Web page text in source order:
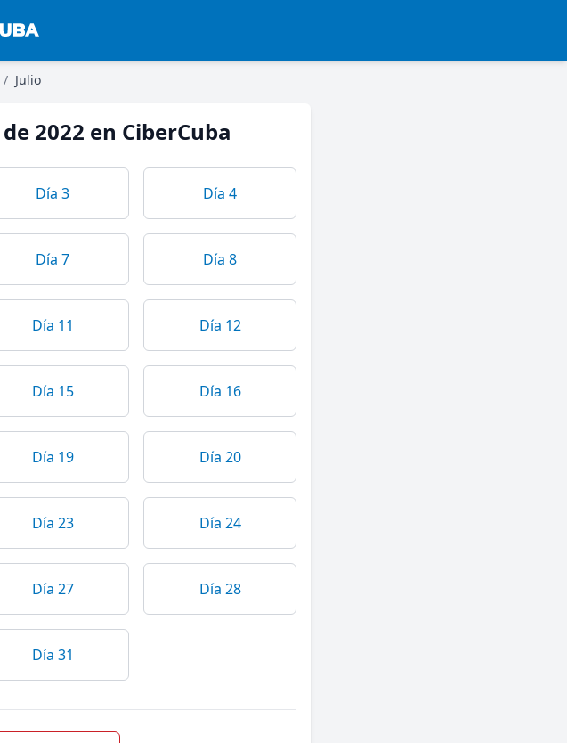
/ Julio
2022 en CiberCuba
Día 3 Día 4
Día 7 Día 8
Día 11 Día 12
Día 15 Día 16
Día 19 Día 20
Día 23 Día 24
Día 27 Día 28
Día 31